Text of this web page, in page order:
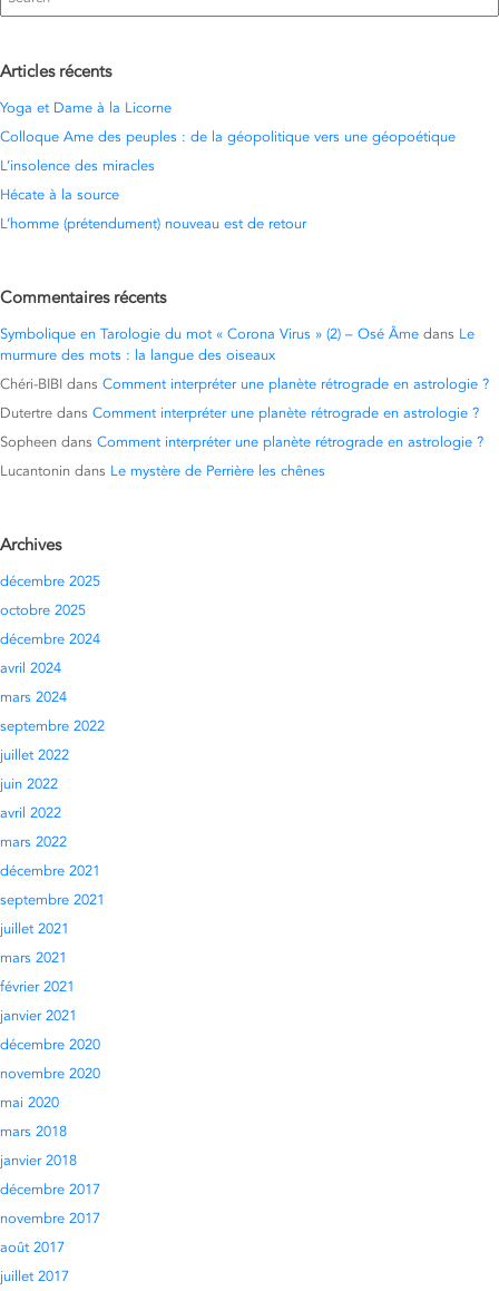
for:
Articles récents
Yoga et Dame à la Licorne
Colloque Ame des peuples : de la géopolitique vers une géopoétique
L’insolence des miracles
Hécate à la source
L’homme (prétendument) nouveau est de retour
Commentaires récents
Symbolique en Tarologie du mot « Corona Virus » (2) – Osé Âme dans Le
murmure des mots : la langue des oiseaux
Chéri-BIBI dans Comment interpréter une planète rétrograde en astrologie ?
Dutertre dans Comment interpréter une planète rétrograde en astrologie ?
Sopheen dans Comment interpréter une planète rétrograde en astrologie ?
Lucantonin dans Le mystère de Perrière les chênes
Archives
décembre 2025
octobre 2025
décembre 2024
avril 2024
mars 2024
septembre 2022
juillet 2022
juin 2022
avril 2022
mars 2022
décembre 2021
septembre 2021
juillet 2021
mars 2021
février 2021
janvier 2021
décembre 2020
novembre 2020
mai 2020
mars 2018
janvier 2018
décembre 2017
novembre 2017
août 2017
juillet 2017